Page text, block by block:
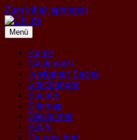
Zum Inhalt springen
Menü
Home
Gästebuch
In eigener Sache
Sitechanges
Suchen
Sitemap
Disclaimer
FAQs
Datenschutz